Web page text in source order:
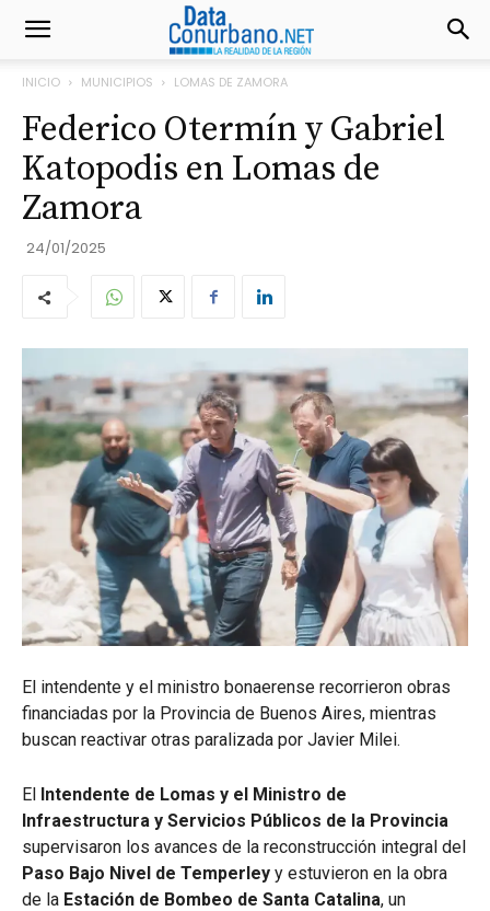
INICIO MUNICIPIOS LOMAS DE ZAMORA
Federico Otermín y Gabriel
Katopodis en Lomas de
Zamora
24/01/2025
El intendente y el ministro bonaerense recorrieron obras
financiadas por la Provincia de Buenos Aires, mientras
buscan reactivar otras paralizada por Javier Milei.
El Intendente de Lomas y el Ministro de
Infraestructura y Servicios Públicos de la Provincia
supervisaron los avances de la reconstrucción integral del
Paso Bajo Nivel de Temperley y estuvieron en la obra
de la Estación de Bombeo de Santa Catalina, un